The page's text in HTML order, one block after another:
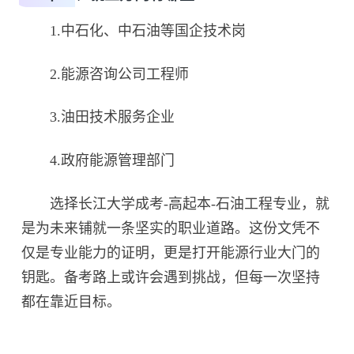
1.中石化、中石油等国企技术岗
2.能源咨询公司工程师
3.油田技术服务企业
4.政府能源管理部门
选择长江大学成考-高起本-石油工程专业，就
是为未来铺就一条坚实的职业道路。这份文凭不
仅是专业能力的证明，更是打开能源行业大门的
钥匙。备考路上或许会遇到挑战，但每一次坚持
都在靠近目标。